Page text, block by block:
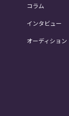
コラム
インタビュー
オーディション